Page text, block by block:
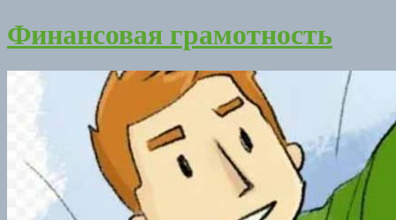
Финансовая грамотность